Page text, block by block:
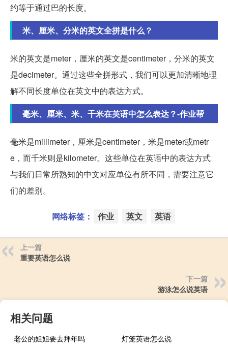
约等于通过巴的长度。
米、厘米、分米的英文全拼是什么？
米的英文是meter，厘米的英文是centimeter，分米的英文
是decimeter。通过这些全拼形式，我们可以更加清晰地理
解不同长度单位在英文中的表达方式。
毫米、厘米、米、千米在英语中怎么表达？-作业帮
毫米是millimeter，厘米是centimeter，米是meter或metr
e，而千米则是kilometer。这些单位在英语中的表达方式
与我们日常所熟知的中文对应单位有所不同，需要注意它
们的差别。
网络标签： 作业 英文 英语
上一篇
重要英语怎么说
下一篇
游泳怎么说英语
相关问题
老公的姐姐要去拜年吗
灯笼英语怎么说